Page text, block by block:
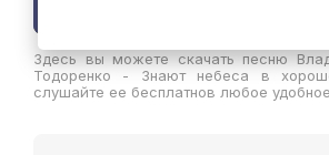
Здесь вы можете скачать песню
Тодоренко - Знают небеса в
слушайте ее бесплатнов любое